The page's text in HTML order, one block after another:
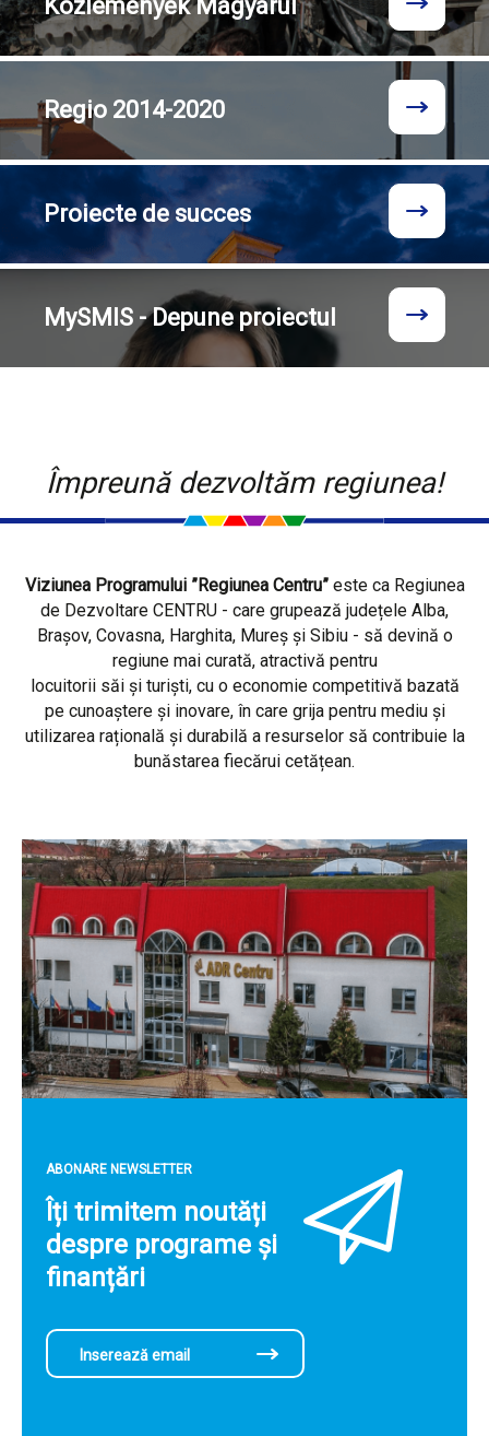
KözleményekMagyarul
Regio 2014-2020
Proiecte de succes
MySMIS - Depune proiectul
Împreună dezvoltăm regiunea!
Viziunea Programului ”Regiunea Centru”este ca Regiunea
de Dezvoltare CENTRU - care grupează județele Alba,
Brașov, Covasna, Harghita, Mureș și Sibiu - să devină o
regiune mai curată, atractivă pentru
locuitorii săi și turiști, cu o economie competitivă bazată
pe cunoaștere și inovare, în care grija pentru mediu și
utilizarea rațională și durabilă a resurselor să contribuie la
bunăstarea fiecărui cetățean.
ABONARE NEWSLETTER
Îți trimitem noutăți
despre programe și
finanțări